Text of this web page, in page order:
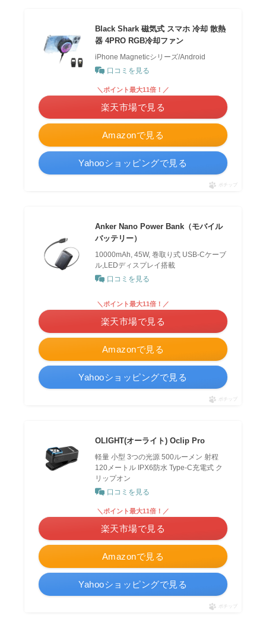
Black Shark 磁気式 スマホ 冷却 散熱
器 4PRO RGB冷却ファン
iPhone Magneticシリーズ/Android
口コミを見る
Amazonで見る
＼ポイント最大11倍！／
楽天市場で見る
Yahooショッピングで見る
ポチップ
Anker Nano Power Bank（モバイル
バッテリー）
10000mAh, 45W, 巻取り式 USB-Cケーブ
ル,LEDディスプレイ搭載
口コミを見る
Amazonで見る
＼ポイント最大11倍！／
楽天市場で見る
Yahooショッピングで見る
ポチップ
OLIGHT(オーライト) Oclip Pro
軽量 小型 3つの光源 500ルーメン 射程
120メートル IPX6防水 Type-C充電式 ク
リップオン
口コミを見る
Amazonで見る
＼ポイント最大11倍！／
楽天市場で見る
Yahooショッピングで見る
ポチップ